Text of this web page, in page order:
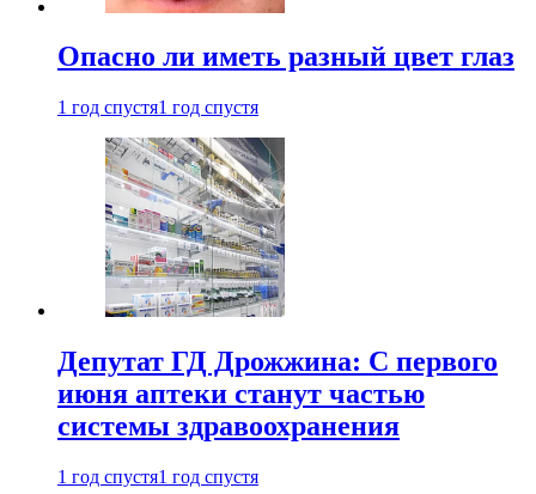
Опасно ли иметь разный цвет глаз
1 год спустя1 год спустя
Депутат ГД Дрожжина: С первого
июня аптеки станут частью
системы здравоохранения
1 год спустя1 год спустя